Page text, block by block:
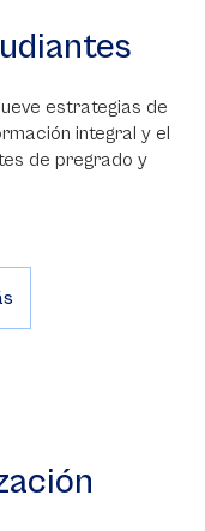
estrategias de
integral y el
de pregrado y